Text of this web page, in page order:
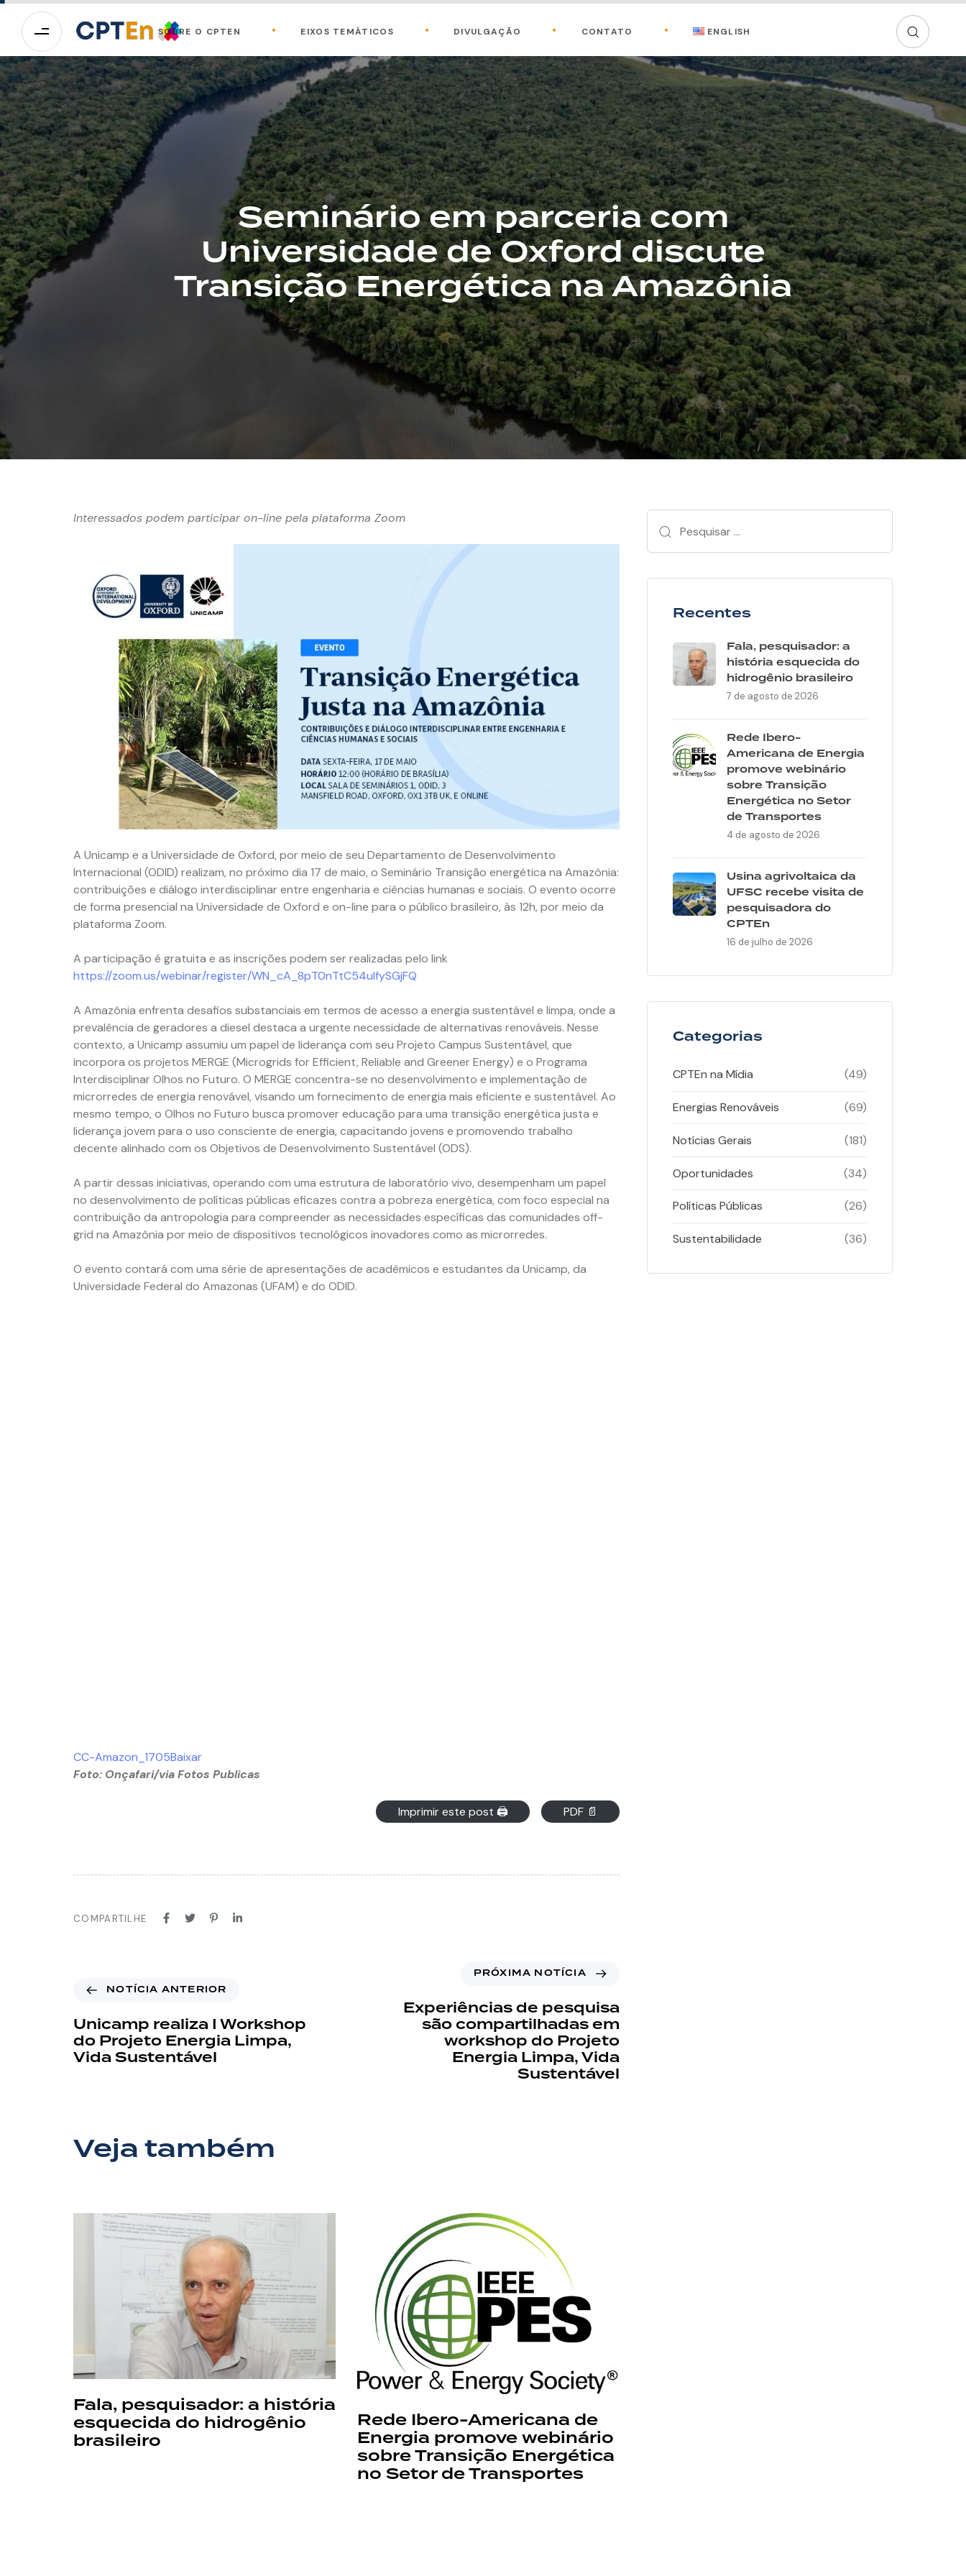
SOBRE O CPTEN EIXOS TEMÁTICOS DIVULGAÇÃO CONTATO ENGLISH
Seminário em parceria com
Universidade de Oxford discute
Transição Energética na Amazônia
Interessados podem participar on-line pela plataforma Zoom
A Unicamp e a Universidade de Oxford, por meio de seu Departamento de Desenvolvimento
Internacional (ODID) realizam, no próximo dia 17 de maio, o Seminário Transição energética na Amazônia:
contribuições e diálogo interdisciplinar entre engenharia e ciências humanas e sociais. O evento ocorre
de forma presencial na Universidade de Oxford e on-line para o público brasileiro, às 12h, por meio da
plataforma Zoom.
A participação é gratuita e as inscrições podem ser realizadas pelo link
https://zoom.us/webinar/register/WN_cA_8pT0nTtC54ulfySGjFQ
A Amazônia enfrenta desafios substanciais em termos de acesso a energia sustentável e limpa, onde a
prevalência de geradores a diesel destaca a urgente necessidade de alternativas renováveis. Nesse
contexto, a Unicamp assumiu um papel de liderança com seu Projeto Campus Sustentável, que
incorpora os projetos MERGE (Microgrids for Efficient, Reliable and Greener Energy) e o Programa
Interdisciplinar Olhos no Futuro. O MERGE concentra-se no desenvolvimento e implementação de
microrredes de energia renovável, visando um fornecimento de energia mais eficiente e sustentável. Ao
mesmo tempo, o Olhos no Futuro busca promover educação para uma transição energética justa e
liderança jovem para o uso consciente de energia, capacitando jovens e promovendo trabalho
decente alinhado com os Objetivos de Desenvolvimento Sustentável (ODS).
A partir dessas iniciativas, operando com uma estrutura de laboratório vivo, desempenham um papel
no desenvolvimento de políticas públicas eficazes contra a pobreza energética, com foco especial na
contribuição da antropologia para compreender as necessidades específicas das comunidades off-
grid na Amazônia por meio de dispositivos tecnológicos inovadores como as microrredes.
O evento contará com uma série de apresentações de acadêmicos e estudantes da Unicamp, da
Universidade Federal do Amazonas (UFAM) e do ODID.
CC-Amazon_1705Baixar
Foto: Onçafari/via Fotos Publicas
Imprimir este post 🖨 PDF 📄
COMPARTILHE
NOTÍCIA ANTERIOR
Unicamp realiza I Workshop
do Projeto Energia Limpa,
Vida Sustentável
PRÓXIMA NOTÍCIA
Experiências de pesquisa
são compartilhadas em
workshop do Projeto
Energia Limpa, Vida
Sustentável
Veja também
Fala, pesquisador: a história
esquecida do hidrogênio
brasileiro
Rede Ibero-Americana de
Energia promove webinário
sobre Transição Energética
no Setor de Transportes
Recentes
Fala, pesquisador: a
história esquecida do
hidrogênio brasileiro
7 de agosto de 2026
Rede Ibero-
Americana de Energia
promove webinário
sobre Transição
Energética no Setor
de Transportes
4 de agosto de 2026
Usina agrivoltaica da
UFSC recebe visita de
pesquisadora do
CPTEn
16 de julho de 2026
Categorias
CPTEn na Mídia (49)
Energias Renováveis (69)
Notícias Gerais (181)
Oportunidades (34)
Políticas Públicas (26)
Sustentabilidade (36)